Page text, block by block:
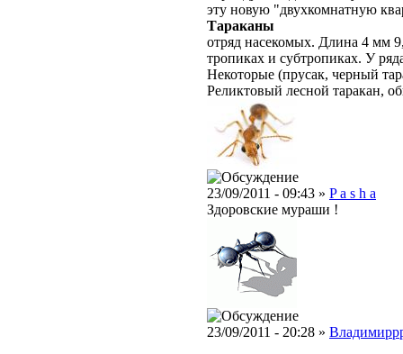
эту новую "двухкомнатную
Тараканы
отряд насекомых. Длина 4 мм
тропиках и субтропиках. У
Некоторые (прусак, черный
Реликтовый лесной таракан,
23/09/2011 - 09:43 » P a s h a
Здоровские мураши !
23/09/2011 - 20:28 »